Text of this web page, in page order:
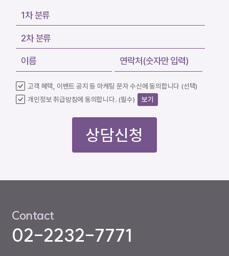
고객 혜택, 이벤트 공지 등 마케팅 문자 수신에 동의합니다 (선택)
개인정보 취급방침에 동의합니다. (필수)
보기
상담신청
Contact
02-2232-7771